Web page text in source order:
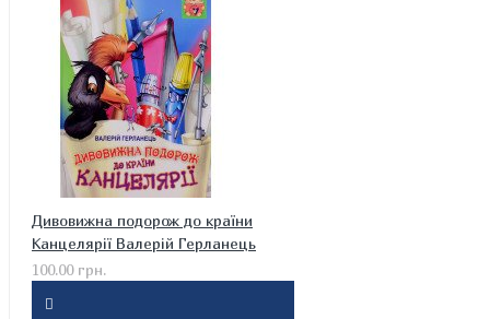
Дивовижна подорож до країни
Канцелярії Валерій Герланець
100.00 грн.